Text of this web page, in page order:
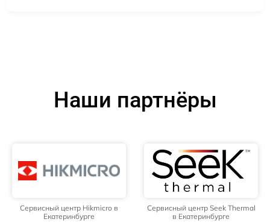
Наши партнёры
Сервисный центр Hikmicro в
Екатеринбурге
Сервисный центр Seek Thermal
в Екатеринбурге